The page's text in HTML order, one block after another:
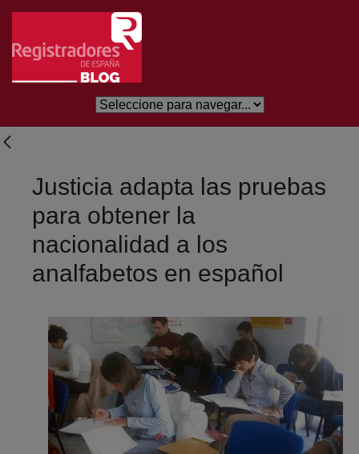
Skip to Main Content
Justicia adapta las pruebas
para obtener la
nacionalidad a los
analfabetos en español